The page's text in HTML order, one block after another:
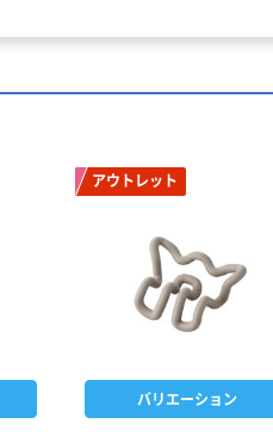
アウトレット
バリエーション